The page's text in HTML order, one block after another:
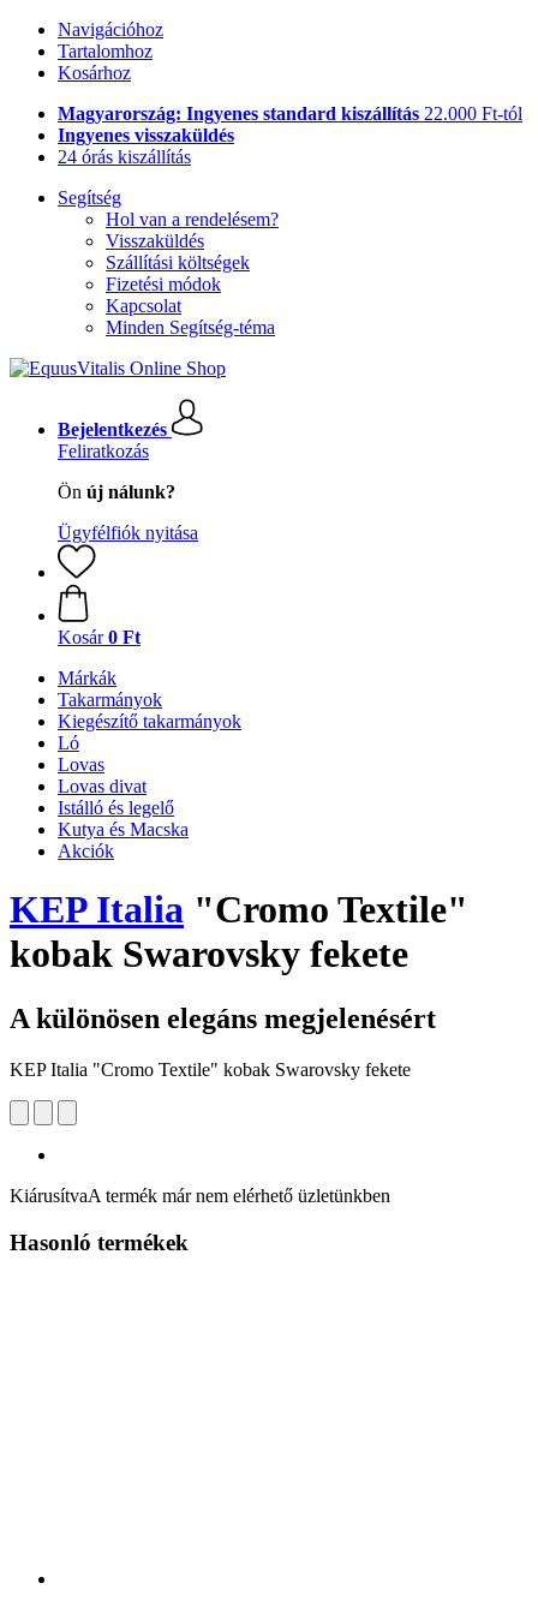
Navigációhoz
Tartalomhoz
Kosárhoz
Magyarország: Ingyenes standard kiszállítás 22.000 Ft-tól
Ingyenes visszaküldés
24 órás kiszállítás
Segítség
Hol van a rendelésem?
Visszaküldés
Szállítási költségek
Fizetési módok
Kapcsolat
Minden Segítség-téma
Bejelentkezés
Feliratkozás
Ön új nálunk?
Ügyfélfiók nyitása
Kosár 0 Ft
Márkák
Takarmányok
Kiegészítő takarmányok
Ló
Lovas
Lovas divat
Istálló és legelő
Kutya és Macska
Akciók
KEP Italia "Cromo Textile"
kobak Swarovsky fekete
A különösen elegáns megjelenésért
KEP Italia "Cromo Textile" kobak Swarovsky fekete
KiárusítvaA termék már nem elérhető üzletünkben
Hasonló termékek